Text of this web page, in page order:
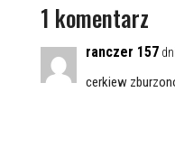
1 komentarz
ranczer 157
cerkiew